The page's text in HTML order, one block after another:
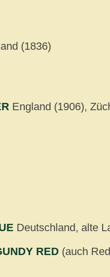
(1836)
England (1906),
Deutschland, alte
RED (auch